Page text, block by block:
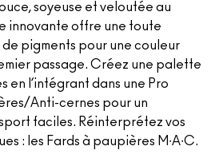
soyeuse et veloutée au
innovante offre une toute
pigments pour une couleur
passage. Créez une palette
en l’intégrant dans une Pro
Anti-cernes pour un
faciles. Réinterprétez vos
: les Fards à paupières M∙A∙C.